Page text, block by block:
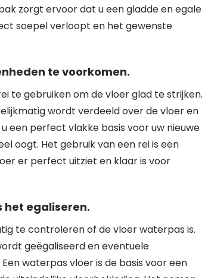
zorgt ervoor dat u een gladde en egale
soepel verloopt en het gewenste
te voorkomen.
te gebruiken om de vloer glad te strijken.
wordt verdeeld over de vloer en
een perfect vlakke basis voor uw nieuwe
oogt. Het gebruik van een rei is een
er perfect uitziet en klaar is voor
egaliseren.
te controleren of de vloer waterpas is.
geëgaliseerd en eventuele
waterpas vloer is de basis voor een